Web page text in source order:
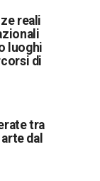
reali
luoghi
di
tra
dal